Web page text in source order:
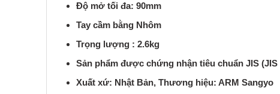
Độ mở tối đa: 90mm
Tay cầm bằng Nhôm
Trọng lượng : 2.6kg
Sản phẩm được chứng nhận tiêu chuẩn JIS
Xuất xứ: Nhật Bản, Thương hiệu: ARM Sangyo